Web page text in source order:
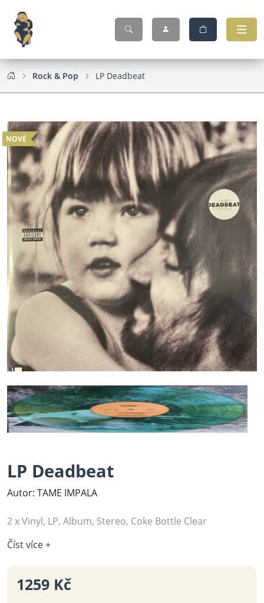
Rock & Pop LP Deadbeat
NOVÉ
LP Deadbeat
Autor: TAME IMPALA
2 x Vinyl, LP, Album, Stereo, Coke Bottle Clear
Číst více +
1259 Kč